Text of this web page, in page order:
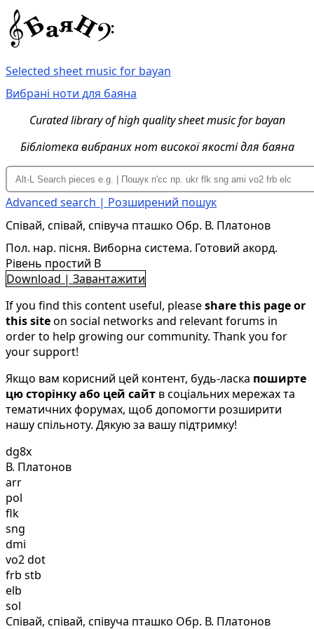
Selected sheet music for bayan
Вибрані ноти для баяна
Curated library of high quality sheet music for bayan
Бібліотека вибраних нот високої якості для баяна
Advanced search | Розширений пошук
Співай, співай, співуча пташко Обр. В. Платонов
Пол. нар. пісня. Виборна система. Готовий акорд.
Рівень простий B
Download | Завантажити
If you find this content useful, pleaseshare this page or
this siteon social networks and relevant forums in
order to help growing our community. Thank you for
your support!
Якщо вам корисний цей контент, будь-ласка поширте
цю сторінку або цей сайт в соціальних мережах та
тематичних форумах, щоб допомогти розширити
нашу спільноту. Дякую за вашу підтримку!
dg8x
В. Платонов
arr
pol
flk
sng
dmi
vo2 dot
frb stb
elb
sol
Співай, співай, співуча пташко Обр. В. Платонов